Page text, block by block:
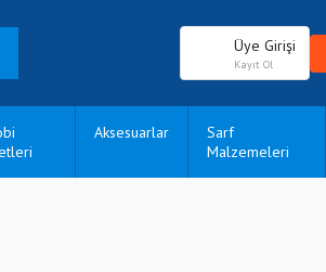
Üye Girişi
Kayıt Ol
Aksesuarlar
Sarf
Malzemeleri